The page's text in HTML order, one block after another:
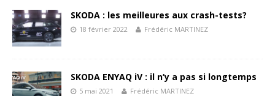
SKODA : les meilleures aux crash-tests?
18 février 2022 Frédéric MARTINEZ
SKODA ENYAQ iV : il n’y a pas si longtemps
5 mai 2021 Frédéric MARTINEZ